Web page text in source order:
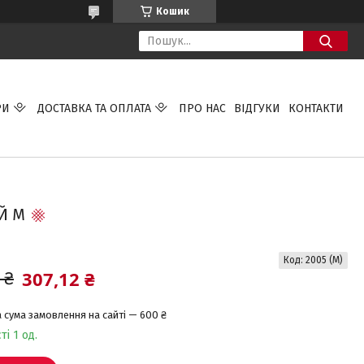
Кошик
ДОСТАВКА ТА ОПЛАТА ПРО НАС ВІДГУКИ КОНТАКТИ
M
₴ 307,12 ₴
сума замовлення на сайті — 600 ₴
1 од.
Код: 2005 (M)